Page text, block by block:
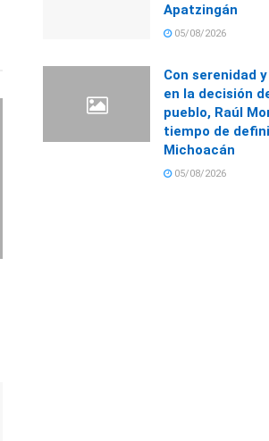
Apatzingán
05/08/2026
Con serenidad
en la decisión
pueblo, Raúl
tiempo de
Michoacán
05/08/2026